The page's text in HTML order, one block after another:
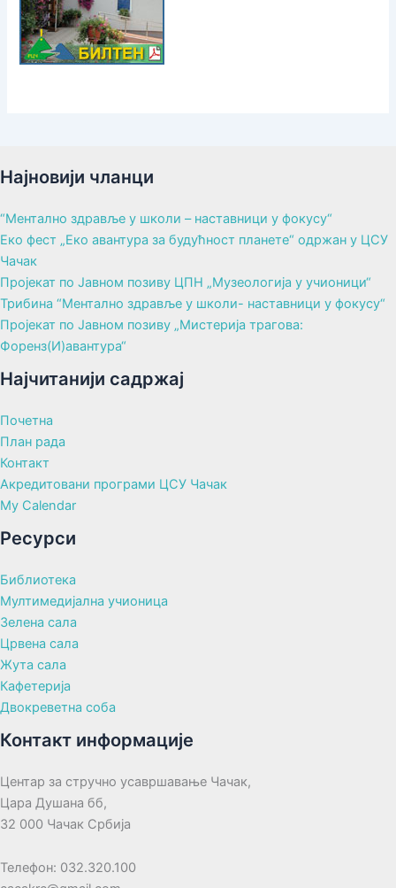
Најновији чланци
“Ментално здравље у школи – наставници у фокусу“
Еко фест „Еко авантура за будућност планете“ одржан у ЦСУ
Чачак
Пројекат по Јавном позиву ЦПН „Музеологија у учионици“
Трибина “Ментално здравље у школи- наставници у фокусу“
Пројекат по Јавном позиву „Мистерија трагова:
Форенз(И)авантура“
Најчитанији садржај
Почетна
План рада
Контакт
Акредитовани програми ЦСУ Чачак
My Calendar
Ресурси
Библиотека
Мултимедијална учионица
Зелена сала
Црвена сала
Жута сала
Кафетерија
Двокреветна соба
Контакт информације
Центар за стручно усавршавање Чачак,
Цара Душана бб,
32 000 Чачак Србија
Телефон: 032.320.100